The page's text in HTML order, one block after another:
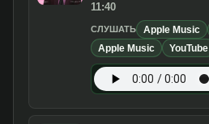
11:40
СЛУШАТЬ Apple Music
Apple Music
YouTube